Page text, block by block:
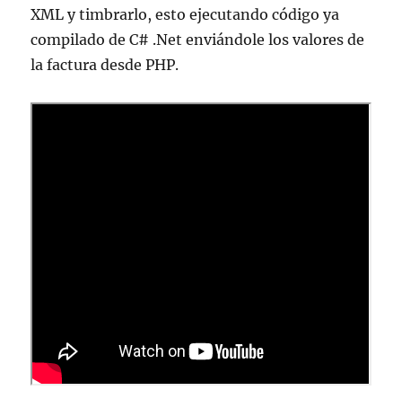
XML y timbrarlo, esto ejecutando código ya
compilado de C# .Net enviándole los valores de
la factura desde PHP.